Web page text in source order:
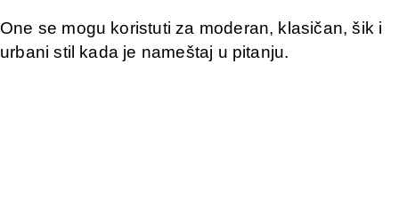
One se mogu koristuti za moderan, klasičan, šik i
urbani stil kada je nameštaj u pitanju.